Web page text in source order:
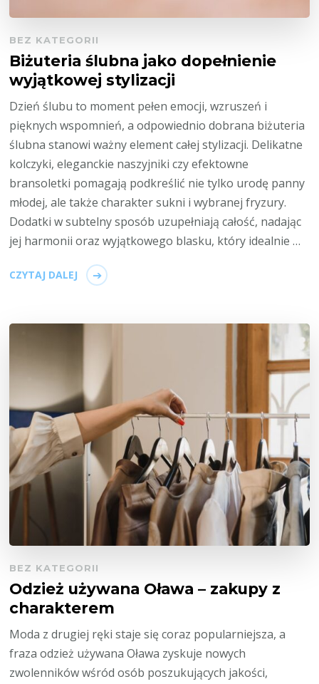
BEZ KATEGORII
Biżuteria ślubna jako dopełnienie
wyjątkowej stylizacji
Dzień ślubu to moment pełen emocji, wzruszeń i
pięknych wspomnień, a odpowiednio dobrana biżuteria
ślubna stanowi ważny element całej stylizacji. Delikatne
kolczyki, eleganckie naszyjniki czy efektowne
bransoletki pomagają podkreślić nie tylko urodę panny
młodej, ale także charakter sukni i wybranej fryzury.
Dodatki w subtelny sposób uzupełniają całość, nadając
jej harmonii oraz wyjątkowego blasku, który idealnie …
CZYTAJ DALEJ
BEZ KATEGORII
Odzież używana Oława – zakupy z
charakterem
Moda z drugiej ręki staje się coraz popularniejsza, a
fraza odzież używana Oława zyskuje nowych
zwolenników wśród osób poszukujących jakości,